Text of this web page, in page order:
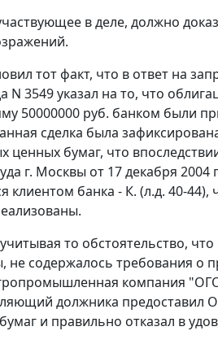
в деле, должно
тот факт, что в ответ на
3549 указал на то, что
50000000 руб. банком были
сделка была
ценных бумаг, что
г. Москвы от 17 декабря
банка - К. (л.д. 40-44),
то обстоятельство, что
не содержалось требования о
компания
должника
и правильно отказал в